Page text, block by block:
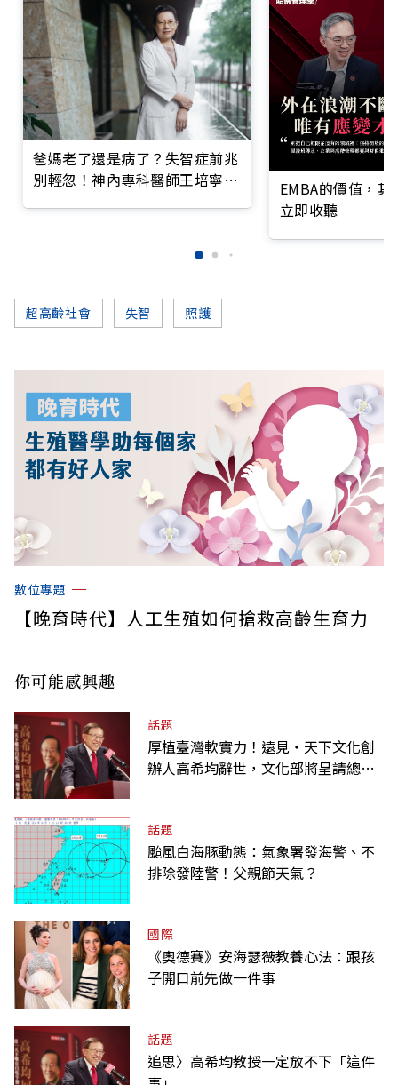
爸媽老了還是病了？失智症前兆
別輕忽！神內專科醫師王培寧呼
EMBA的價值，
立即收聽
超高齡社會 失智 照護
數位專題
【晚育時代】人工生殖如何搶救高齡生育力
你可能感興趣
話題
厚植臺灣軟實力！遠見‧天下文化創
辦人高希均辭世，文化部將呈請總統
話題
颱風白海豚動態：氣象署發海警、不
排除發陸警！父親節天氣？
國際
《奧德賽》安海瑟薇教養心法：跟孩
子開口前先做一件事
話題
追思〉高希均教授一定放不下「這件